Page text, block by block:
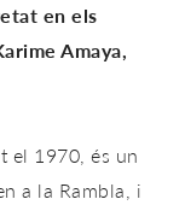
en els
Amaya,
el 1970, és un
a la Rambla, i